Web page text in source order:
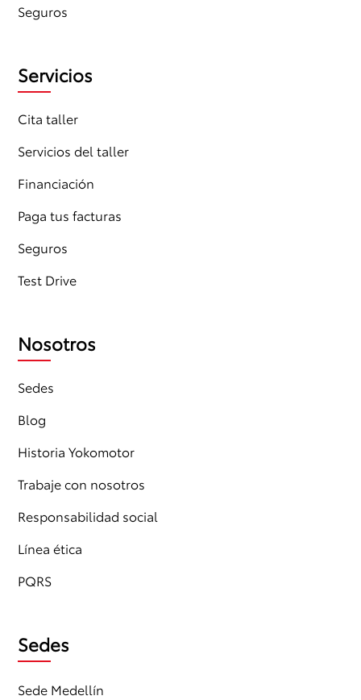
Seguros
Servicios
Cita taller
Servicios del taller
Financiación
Paga tus facturas
Seguros
Test Drive
Nosotros
Sedes
Blog
Historia Yokomotor
Trabaje con nosotros
Responsabilidad social
Línea ética
PQRS
Sedes
Sede Medellín